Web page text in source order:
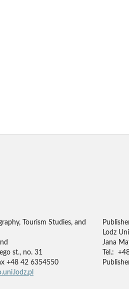
Tourism Studies, and
st., no. 31
+48 42 6354550
Lodz
Jana
Tel.: